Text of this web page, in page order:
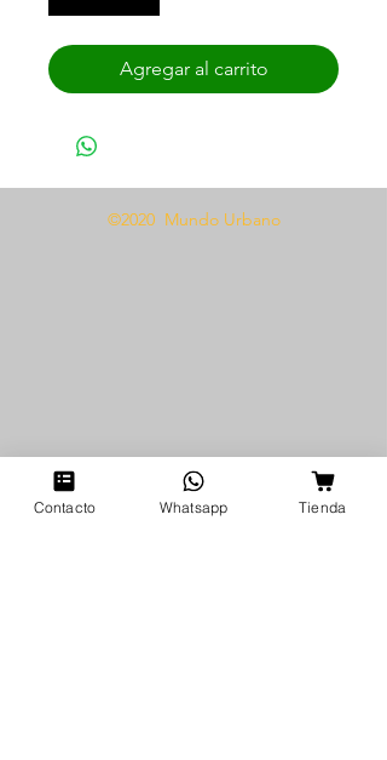
Agregar al carrito
©2020 Mundo Urbano
Contacto Whatsapp Tienda